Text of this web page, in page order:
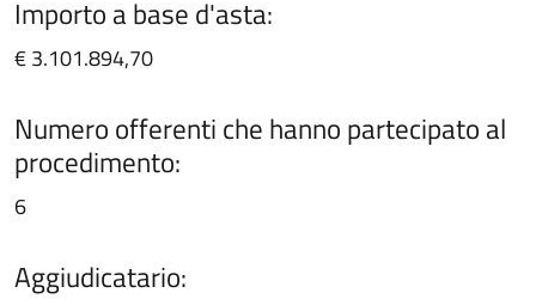
Importo a base d'asta:
€ 3.101.894,70
Numero offerenti che hanno partecipato al
procedimento:
6
Aggiudicatario: